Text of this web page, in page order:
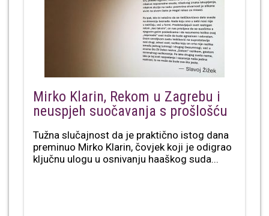
Mirko Klarin, Rekom u Zagrebu i
neuspjeh suočavanja s prošlošću
Tužna slučajnost da je praktično istog dana
preminuo Mirko Klarin, čovjek koji je odigrao
ključnu ulogu u osnivanju haaškog suda...